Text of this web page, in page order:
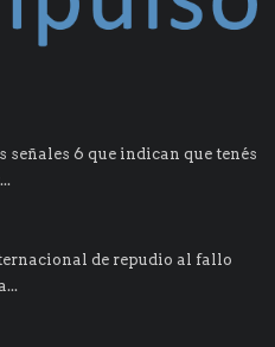
señales 6 que indican que tenés
de repudio al fallo